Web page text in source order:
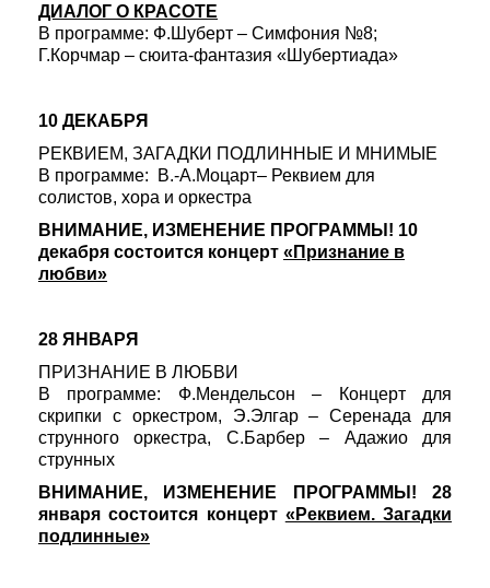
ДИАЛОГ О КРАСОТЕ
В программе: Ф.Шуберт – Симфония №8;
Г.Корчмар – сюита-фантазия «Шубертиада»
10 ДЕКАБРЯ
РЕКВИЕМ, ЗАГАДКИ ПОДЛИННЫЕ И МНИМЫЕ
В программе: В.-А.Моцарт– Реквием для
солистов, хора и оркестра
ВНИМАНИЕ, ИЗМЕНЕНИЕ ПРОГРАММЫ! 10
декабря состоится концерт «Признание в
любви»
28 ЯНВАРЯ
ПРИЗНАНИЕ В ЛЮБВИ
В программе: Ф.Мендельсон – Концерт для
скрипки с оркестром, Э.Элгар – Серенада для
струнного оркестра, С.Барбер – Адажио для
струнных
ВНИМАНИЕ, ИЗМЕНЕНИЕ ПРОГРАММЫ! 28
января состоится концерт «Реквием. Загадки
подлинные»